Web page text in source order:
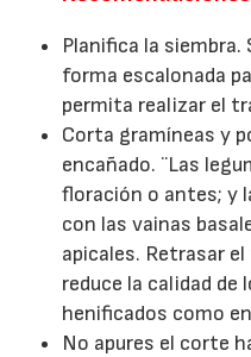
Planifica la siembra.
forma escalonada
permita realizar el
Corta gramíneas y
encañado. ¨Las
floración o antes; y
con las vainas
apicales. Retrasar
reduce la calidad
henificados como
No apures el corte